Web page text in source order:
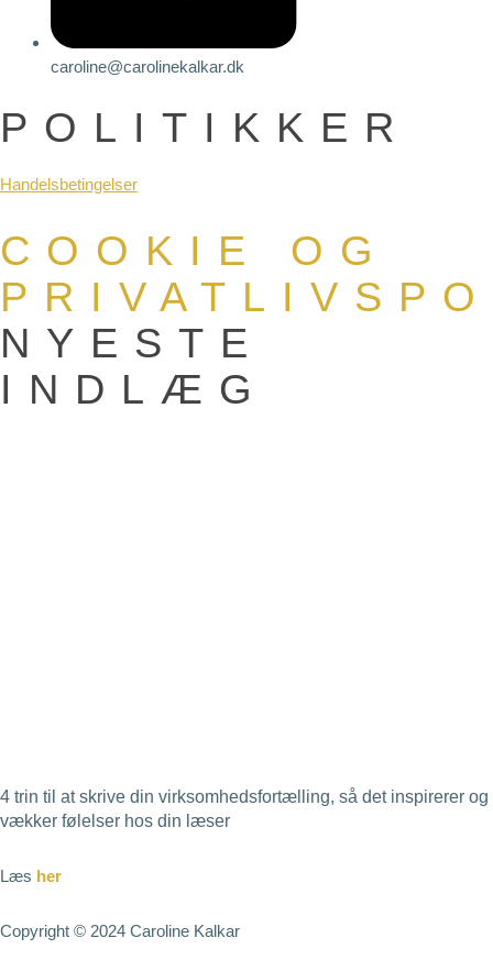
caroline@carolinekalkar.dk
POLITIKKER
Handelsbetingelser
COOKIE OG
NYESTE
INDLÆG
4 trin til at skrive din virksomhedsfortælling, så det inspirerer og
vækker følelser hos din læser
Læs her
Copyright © 2024 Caroline Kalkar